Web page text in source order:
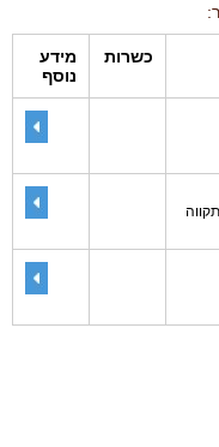
כשרות
מידע
נוסף